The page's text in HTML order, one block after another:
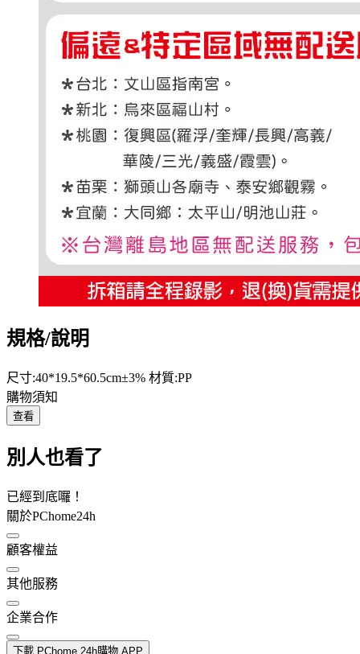
規格/說明
尺寸:40*19.5*60.5cm±3% 材質:PP
購物須知
查看
別人也看了
已經到底囉！
關於PChome24h
顧客權益
其他服務
企業合作
下載 PChome 24h購物 APP